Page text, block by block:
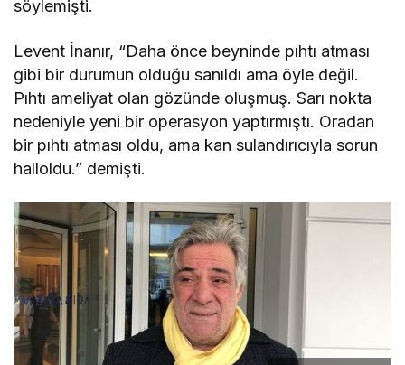
söylemişti.
Levent İnanır, “Daha önce beyninde pıhtı atması
gibi bir durumun olduğu sanıldı ama öyle değil.
Pıhtı ameliyat olan gözünde oluşmuş. Sarı nokta
nedeniyle yeni bir operasyon yaptırmıştı. Oradan
bir pıhtı atması oldu, ama kan sulandırıcıyla sorun
halloldu.” demişti.